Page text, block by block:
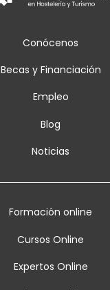
Conócenos
Becas y Financiación
Empleo
Blog
Noticias
Formación online
Cursos Online
Expertos Online